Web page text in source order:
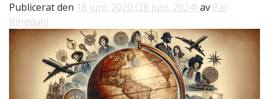
Publicerat den 18 juni, 2020 (28 juni, 2024) av Pär
Ringdahl